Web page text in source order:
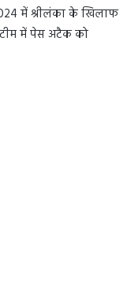
में श्रीलंका के खिलाफ
में पेस अटैक को